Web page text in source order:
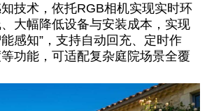
技术，依托RGB相机实现实时环
大幅降低设备与安装成本，实现
能感知”，支持自动回充、定时作
功能，可适配复杂庭院场景全覆